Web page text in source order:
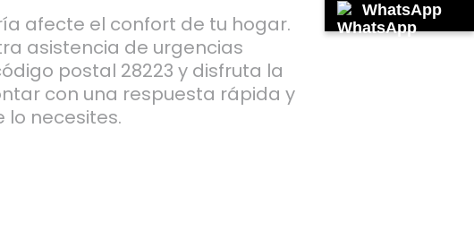
afecte el confort de tu hogar.
asistencia de urgencias
postal 28223 y disfruta la
con una respuesta rápida y
lo necesites.
WhatsApp